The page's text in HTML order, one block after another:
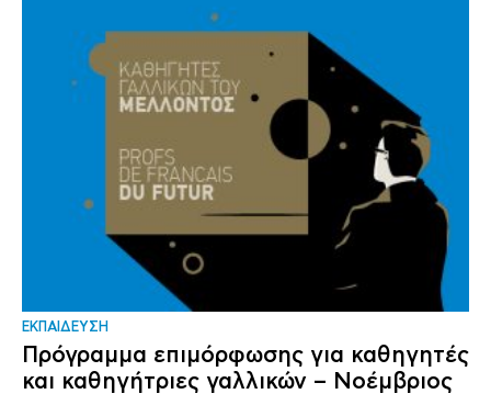
ΕΚΠΑΙΔΕΥΣΗ
Πρόγραμμα επιμόρφωσης για καθηγητές
και καθηγήτριες γαλλικών – Νοέμβριος